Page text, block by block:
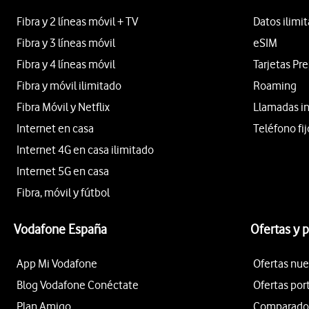
Fibra y 2 líneas móvil + TV
Fibra y 3 líneas móvil
Fibra y 4 líneas móvil
Fibra y móvil ilimitado
Fibra Móvil y Netflix
Internet en casa
Internet 4G en casa ilimitado
Internet 5G en casa
Fibra, móvil y fútbol
Datos
eSIM
Tarjetas
Roaming
Llamadas
Teléfono
Vodafone España
App Mi Vodafone
Blog Vodafone Conéctate
Plan Amigo
Ofertas y
Ofertas
Ofertas